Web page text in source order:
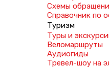
Cхемы
Справочник по
Туризм
Туры и
Веломаршруты
Аудиогиды
Тревел-шоу на